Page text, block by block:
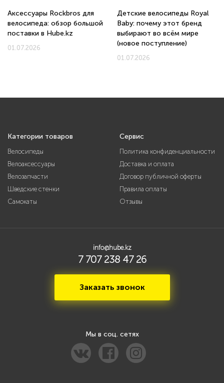
Аксессуары Rockbros для
велосипеда: обзор большой
поставки в Hube.kz
01.07.2026
Детские велосипеды Royal
Baby: почему этот бренд
выбирают во всём мире
(новое поступление)
01.07.2026
Категории товаров
Велосипеды
Велоаксессуары
Велозапчасти
Шведские стенки
Самокаты
Сервис
Политика конфиденциальности
Доставка и оплата
Договор публичной оферты
Правила оплаты
Отзывы
info@hube.kz
7 707 238 47 26
Заказать звонок
Мы в соц. сетях